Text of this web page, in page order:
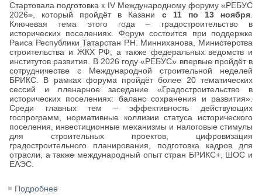
Стартовала подготовка к IV Международному форуму «РЕБУС
2026», который пройдёт в Казани с 11 по 13 ноября
Ключевая тема этого года – градостроительство в
исторических поселениях. Форум состоится при поддержке
Раиса Республики Татарстан Р.Н. Минниханова, Министерства
строительства и ЖКХ РФ, а также федеральных ведомств и
институтов развития. В 2026 году «РЕБУС» впервые пройдёт в
сотрудничестве с Международной строительной неделей
БРИКС. В рамках форума пройдёт более 20 тематических
сессий и пленарное заседание «Градостроительство в
исторических поселениях: баланс сохранения и развития».
Среди главных тем – эффективность действующих
госпрограмм, нормативные коллизии статуса исторического
поселения, инвестиционные механизмы и налоговые стимулы
для строительных проектов, цифровизация
градостроительного планирования, подготовка кадров для
отрасли, а также международный опыт стран БРИКС+, ШОС и
ЕАЭС.
Подробнее